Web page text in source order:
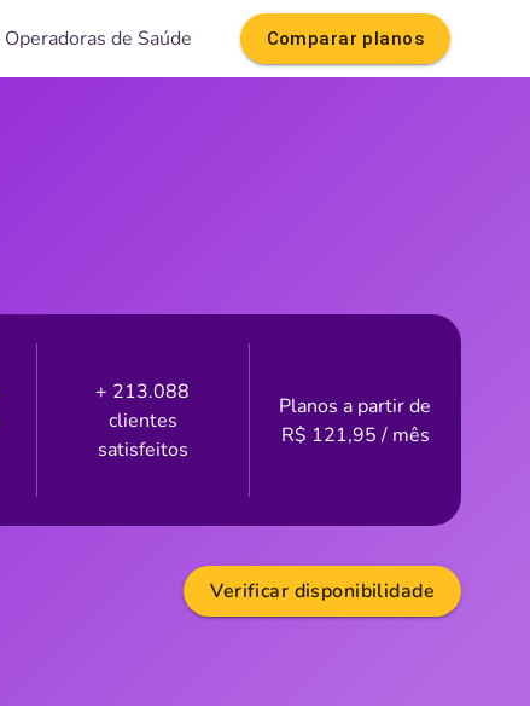
Operadoras de Saúde Comparar planos
+ 213.088
clientes
satisfeitos
Planos a partir de
R$ 121,95/ mês
Verificar disponibilidade